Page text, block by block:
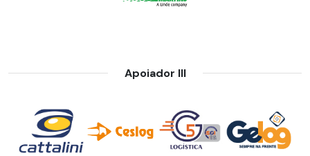
Apoiador III